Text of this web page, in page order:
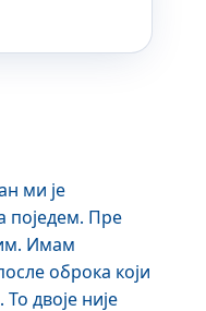
ми је
поједем. Пре
Имам
оброка који
двоје није